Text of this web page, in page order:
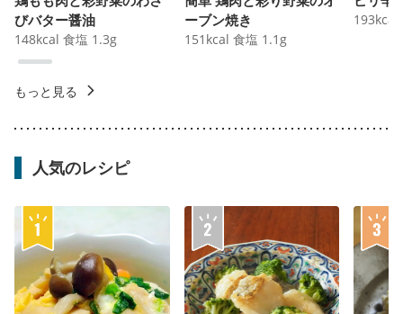
びバター醤油
148kcal 食塩 1.3g
ーブン焼き
151 kcal 食塩 1.1 g
193kcal
もっと見る
人気のレシピ